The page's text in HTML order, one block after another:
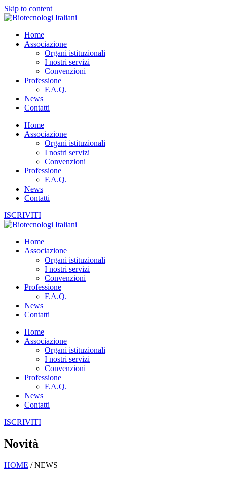
Skip to content
Home
Associazione
Organi istituzionali
I nostri servizi
Convenzioni
Professione
F.A.Q.
News
Contatti
Home
Associazione
Organi istituzionali
I nostri servizi
Convenzioni
Professione
F.A.Q.
News
Contatti
ISCRIVITI
Home
Associazione
Organi istituzionali
I nostri servizi
Convenzioni
Professione
F.A.Q.
News
Contatti
Home
Associazione
Organi istituzionali
I nostri servizi
Convenzioni
Professione
F.A.Q.
News
Contatti
ISCRIVITI
Novità
HOME / NEWS